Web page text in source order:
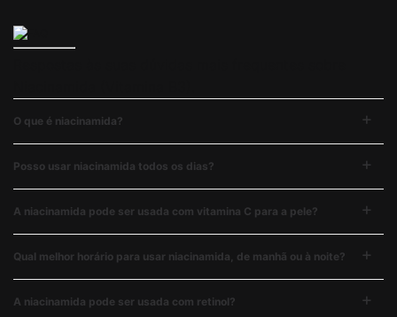
O que é niacinamida?
Posso usar niacinamida todos os dias?
A niacinamida pode ser usada com vitamina C para a pele?
Qual melhor horário para usar niacinamida, de manhã ou à noite?
A niacinamida pode ser usada com retinol?